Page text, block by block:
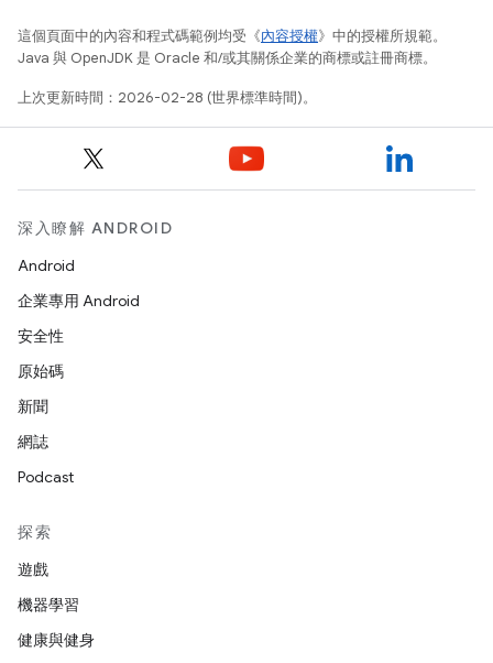
這個頁面中的內容和程式碼範例均受《內容授權》中的授權所規範。
Java 與 OpenJDK 是 Oracle 和/或其關係企業的商標或註冊商標。
上次更新時間：2026-02-28 (世界標準時間)。
深入瞭解 ANDROID
Android
企業專用 Android
安全性
原始碼
新聞
網誌
Podcast
探索
遊戲
機器學習
健康與健身